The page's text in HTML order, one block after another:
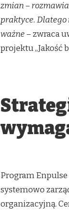
zmian –
praktyce.
ważne – zwraca
projektu „Jakość
Program
systemowo
organizacyjną.